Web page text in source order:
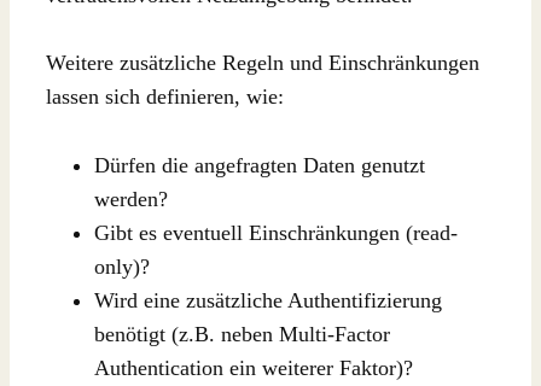
Weitere zusätzliche Regeln und Einschränkungen
lassen sich definieren, wie:
Dürfen die angefragten Daten genutzt
werden?
Gibt es eventuell Einschränkungen (read-
only)?
Wird eine zusätzliche Authentifizierung
benötigt (z.B. neben Multi-Factor
Authentication ein weiterer Faktor)?